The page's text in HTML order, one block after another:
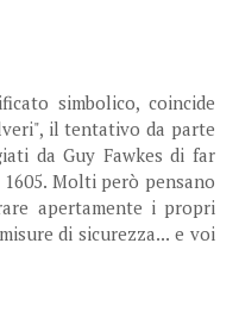
simbolico, coincide
il tentativo da parte
da Guy Fawkes di far
Molti però pensano
apertamente i propri
di sicurezza... e voi